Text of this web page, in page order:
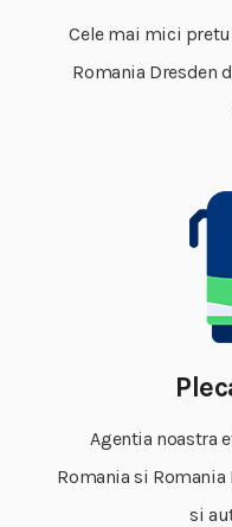
Cele mai mici
Romania Dresden
Agentia noastra
Romania si
si